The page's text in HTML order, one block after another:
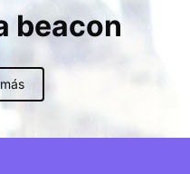
beacon